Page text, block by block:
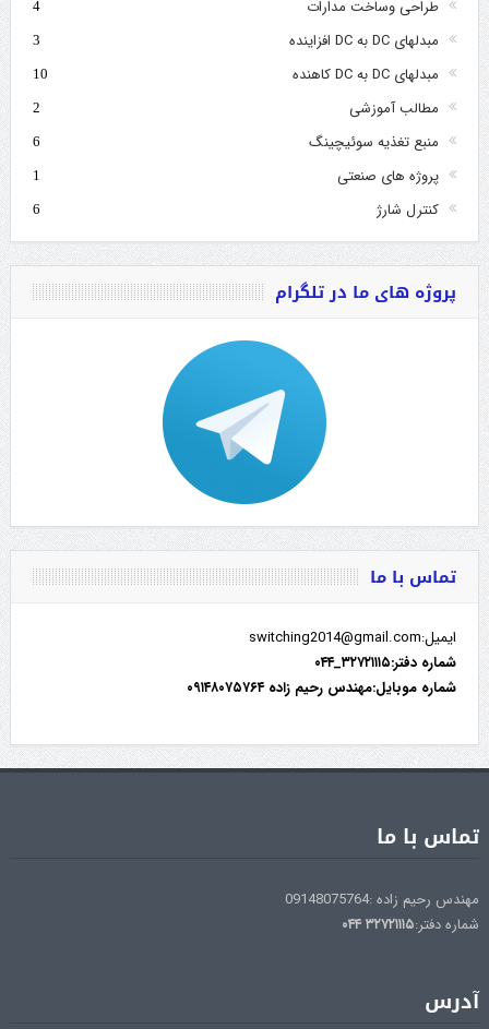
طراحی وساخت مدارات 4
مبدلهای DC به DC افزاینده 3
مبدلهای DC به DC کاهنده 10
مطالب آموزشی 2
منبع تغذیه سوئیچینگ 6
پروژه های صنعتی 1
کنترل شارژ 6
پروژه های ما در تلگرام
تماس با ما
ایمیل:switching2014@gmail.com
شماره دفتر:۳۲۷۲۱۱۱۵_۰۴۴
شماره موبایل:مهندس رحیم زاده ۰۹۱۴۸۰۷۵۷۶۴
تماس با ما
مهندس رحیم زاده :09148075764
شماره دفتر:۳۲۷۲۱۱۱۵۰۴۴
آدرس